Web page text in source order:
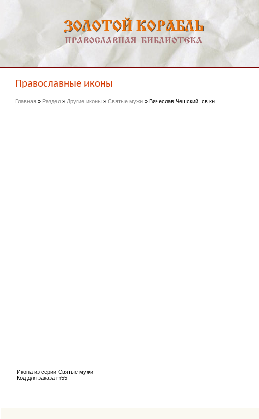
Православные иконы
Главная » Раздел» Другие иконы » Святые мужи» Вячеслав Чешский, св.кн.
Икона из серии Святые мужи
Код для заказа m55